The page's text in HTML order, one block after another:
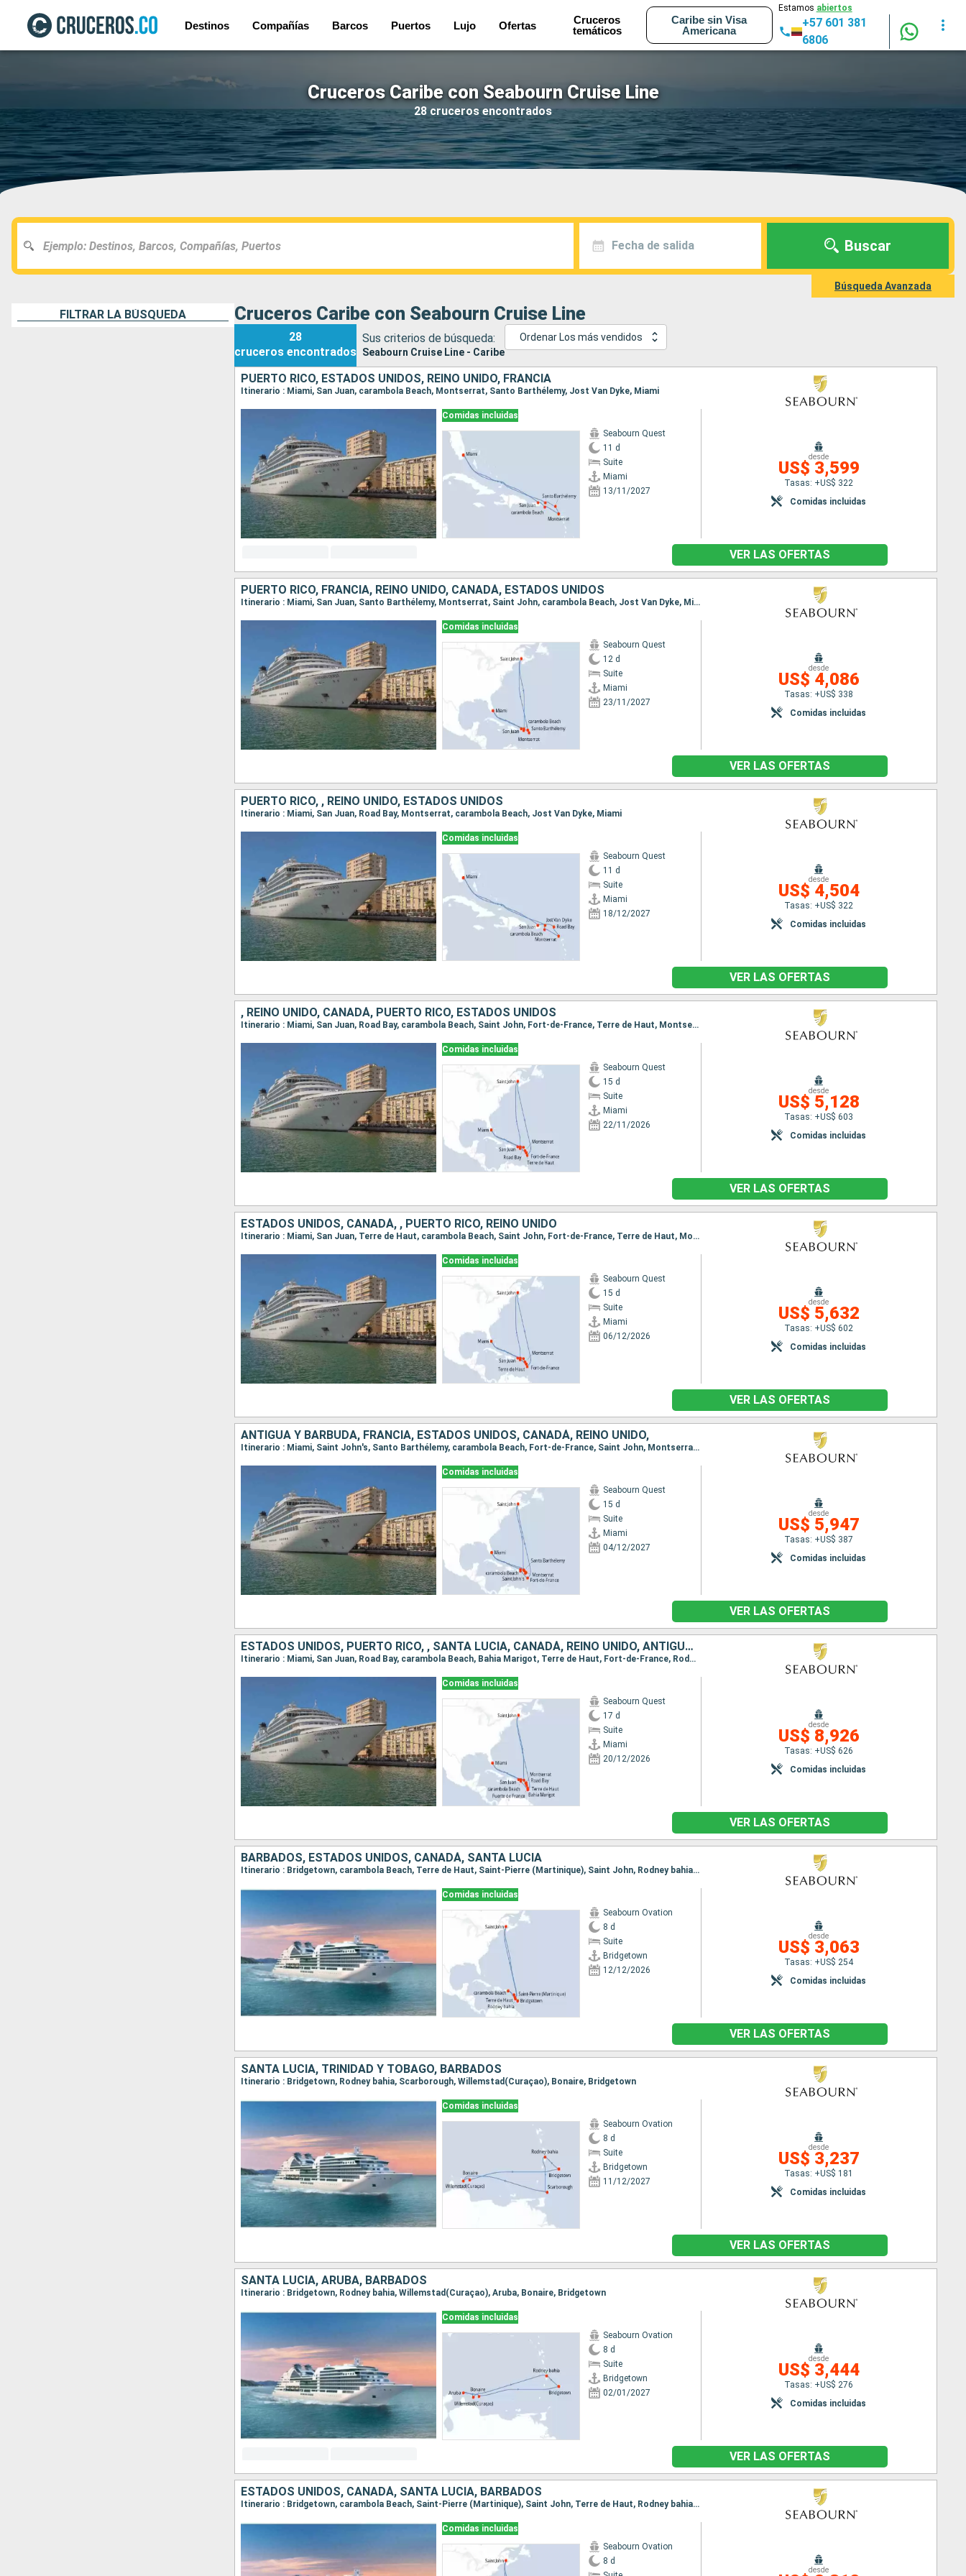
Destinos Compañías Barcos Puertos Lujo Ofertas
Cruceros
temáticos
Caribe sin Visa
Americana
Estamos abiertos
+57 601 381
6806
Cruceros Caribe con Seabourn Cruise Line
28 cruceros encontrados
Fecha de salida Buscar
Búsqueda Avanzada
FILTRAR LA BÚSQUEDA Cruceros Caribe con Seabourn Cruise Line
28
cruceros encontrados
Sus criterios de búsqueda:
Seabourn Cruise Line - Caribe
Ordenar Los más vendidos
PUERTO RICO, ESTADOS UNIDOS, REINO UNIDO, FRANCIA
Itinerario : Miami, San Juan, carambola Beach, Montserrat, Santo Barthélemy, Jost Van Dyke, Miami
Comidas incluidas
Seabourn Quest
11 d
Suite
Miami
13/11/2027
desde
US$ 3,599
Tasas: +US$ 322
Comidas incluidas
VER LAS OFERTAS
PUERTO RICO, FRANCIA, REINO UNIDO, CANADÁ, ESTADOS UNIDOS
Itinerario : Miami, San Juan, Santo Barthélemy, Montserrat, Saint John, carambola Beach, Jost Van Dyke, Miami
Comidas incluidas
Seabourn Quest
12 d
Suite
Miami
23/11/2027
desde
US$ 4,086
Tasas: +US$ 338
Comidas incluidas
VER LAS OFERTAS
PUERTO RICO, , REINO UNIDO, ESTADOS UNIDOS
Itinerario : Miami, San Juan, Road Bay, Montserrat, carambola Beach, Jost Van Dyke, Miami
Comidas incluidas
Seabourn Quest
11 d
Suite
Miami
18/12/2027
desde
US$ 4,504
Tasas: +US$ 322
Comidas incluidas
VER LAS OFERTAS
, REINO UNIDO, CANADÁ, PUERTO RICO, ESTADOS UNIDOS
Itinerario : Miami, San Juan, Road Bay, carambola Beach, Saint John, Fort-de-France, Terre de Haut, Montserrat, Terre de Haut, Jost Van Dyke, Miami
Comidas incluidas
Seabourn Quest
15 d
Suite
Miami
22/11/2026
desde
US$ 5,128
Tasas: +US$ 603
Comidas incluidas
VER LAS OFERTAS
ESTADOS UNIDOS, CANADÁ, , PUERTO RICO, REINO UNIDO
Itinerario : Miami, San Juan, Terre de Haut, carambola Beach, Saint John, Fort-de-France, Terre de Haut, Montserrat, Road Bay, Jost Van Dyke, Miami
Comidas incluidas
Seabourn Quest
15 d
Suite
Miami
06/12/2026
desde
US$ 5,632
Tasas: +US$ 602
Comidas incluidas
VER LAS OFERTAS
ANTIGUA Y BARBUDA, FRANCIA, ESTADOS UNIDOS, CANADÁ, REINO UNIDO,
Itinerario : Miami, Saint John's, Santo Barthélemy, carambola Beach, Fort-de-France, Saint John, Montserrat, Antigua, Road Bay, Jost Van Dyke, Miami
Comidas incluidas
Seabourn Quest
15 d
Suite
Miami
04/12/2027
desde
US$ 5,947
Tasas: +US$ 387
Comidas incluidas
VER LAS OFERTAS
ESTADOS UNIDOS, PUERTO RICO, , SANTA LUCIA, CANADÁ, REINO UNIDO, ANTIGUA Y BARBUDA
Itinerario : Miami, San Juan, Road Bay, carambola Beach, Bahia Marigot, Terre de Haut, Fort-de-France, Rodney bahia, Saint John, Montserrat, Antigua, Jost Van Dyke, Miami
Comidas incluidas
Seabourn Quest
17 d
Suite
Miami
20/12/2026
desde
US$ 8,926
Tasas: +US$ 626
Comidas incluidas
VER LAS OFERTAS
BARBADOS, ESTADOS UNIDOS, CANADÁ, SANTA LUCIA
Itinerario : Bridgetown, carambola Beach, Terre de Haut, Saint-Pierre (Martinique), Saint John, Rodney bahia, Bridgetown
Comidas incluidas
Seabourn Ovation
8 d
Suite
Bridgetown
12/12/2026
desde
US$ 3,063
Tasas: +US$ 254
Comidas incluidas
VER LAS OFERTAS
SANTA LUCIA, TRINIDAD Y TOBAGO, BARBADOS
Itinerario : Bridgetown, Rodney bahia, Scarborough, Willemstad(Curaçao), Bonaire, Bridgetown
Comidas incluidas
Seabourn Ovation
8 d
Suite
Bridgetown
11/12/2027
desde
US$ 3,237
Tasas: +US$ 181
Comidas incluidas
VER LAS OFERTAS
SANTA LUCIA, ARUBA, BARBADOS
Itinerario : Bridgetown, Rodney bahia, Willemstad(Curaçao), Aruba, Bonaire, Bridgetown
Comidas incluidas
Seabourn Ovation
8 d
Suite
Bridgetown
02/01/2027
desde
US$ 3,444
Tasas: +US$ 276
Comidas incluidas
VER LAS OFERTAS
ESTADOS UNIDOS, CANADÁ, SANTA LUCIA, BARBADOS
Itinerario : Bridgetown, carambola Beach, Saint-Pierre (Martinique), Saint John, Terre de Haut, Rodney bahia, Bridgetown
Comidas incluidas
Seabourn Ovation
8 d
desde